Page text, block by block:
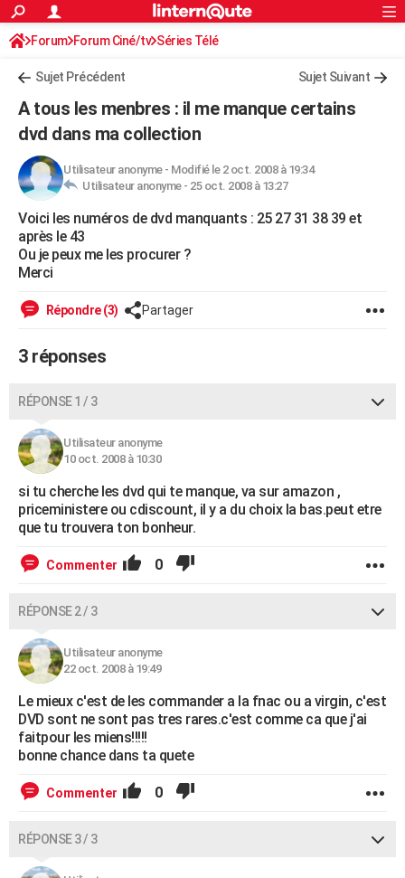
ACTUALITÉS
Politique
Société
Faits Divers
Education
Monde
Villes
+
Programme TV
TNTStreaming
Cinéma
Sorties cinéma
Musique
FINANCE
Retraite
Impôts
Epargne
Immobilier
Risques naturels par ville
Banque
Assurance
Crédit
AUTO
Essais
Réserver un essai
Citadines
Berlines
SUV
Forum auto
HIGH-TECH
Mobiles
Meilleur smartphone
Internet
Ordinateurs
Jeux vidéo
Guide high-tech
+BRICOLAGE
Forum
Aménagement intérieur
Extérieur
Cuisine
Salle de bains
Jardinage
Rangement
WEEK-END
Guides de France
Escapades
Patrimoine
Expositions
Musées
Week-end nature
LIFESTYLE
Art de vivre
Bien-être
Loisirs
ModeModes de vie
SANTE
VOYAGE
PHOTO
GUIDES D'ACHAT
BONS PLANS
CARTE DE VOEUX
Carte de Noël
Carte Bonne année
Carte Saint-Valentin
Carte Pâques
Carte d'anniversaire
DICTIONNAIRE
Dictionnaire
Biographies
Citations
Expressions
Proverbes
PROGRAMME TV
COPAINS D'AVANT
S'inscrire
Se connecter
Lycées
Collèges
Primaires
Universités
Entreprises
Service militaire
Avis de recherche
AVIS DE DÉCÈS
FORUM
Bricolage
Lifestyle
Culture
Sport
Auto
Television
Voyage
Cinema
S'inscrire
Connexion
Forum Forum Ciné/tv Séries Télé
Sujet Précédent Sujet Suivant
A tous les menbres : il me manque certains
dvd dans ma collection
Utilisateur anonyme- Modifié le 2 oct. 2008 à 19:34
Utilisateur anonyme - 25 oct. 2008 à 13:27
Voici les numéros de dvd manquants : 25 27 31 38 39 et
après le 43
Ou je peux me les procurer ?
Merci
Répondre (3) Partager
3 réponses
RÉPONSE 1 / 3
Utilisateur anonyme
10 oct. 2008 à 10:30
si tu cherche les dvd qui te manque, va sur amazon ,
priceministere ou cdiscount, il y a du choix la bas.peut etre
que tu trouvera ton bonheur.
Commenter 0
RÉPONSE 2 / 3
Utilisateur anonyme
22 oct. 2008 à 19:49
Le mieux c'est de les commander a la fnac ou a virgin, c'est
DVD sont ne sont pas tres rares.c'est comme ca que j'ai
faitpour les miens!!!!!
bonne chance dans ta quete
Commenter 0
RÉPONSE 3 / 3